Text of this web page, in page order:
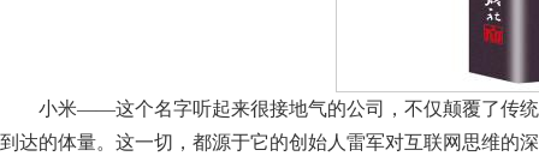
小米——这个名字听起来很接地气的公司，不仅颠覆了传
到达的体量。这一切，都源于它的创始人雷军对互联网思维的